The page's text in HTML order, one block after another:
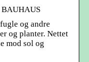
og andre
og planter. Nettet
mod sol og